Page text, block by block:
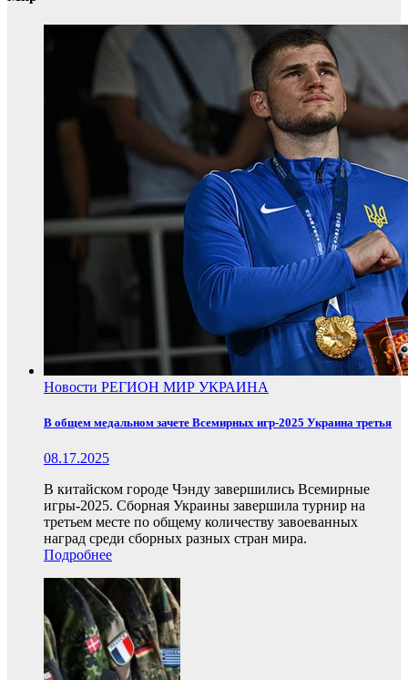
Новости РЕГИОН МИР УКРАИНА
В общем медальном зачете Всемирных игр-2025 Украина третья
08.17.2025
В китайском городе Чэнду завершились Всемирные
игры-2025. Сборная Украины завершила турнир на
третьем месте по общему количеству завоеванных
наград среди сборных разных стран мира.
Подробнее